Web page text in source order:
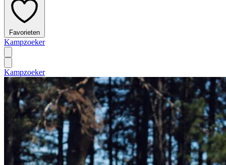
Favorieten
Kampzoeker
Kampzoeker